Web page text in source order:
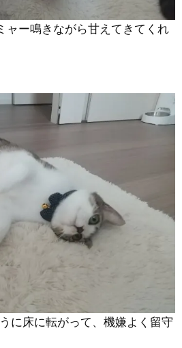
ャー鳴きながら甘えてきてくれ
に床に転がって、機嫌よく留守